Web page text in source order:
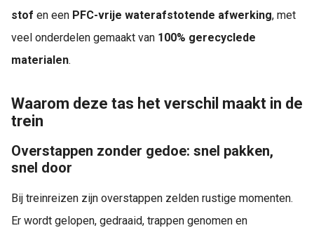
stof en een PFC-vrije waterafstotende afwerking, met
veel onderdelen gemaakt van 100% gerecyclede
materialen.
Waarom deze tas het verschil maakt in de
trein
Overstappen zonder gedoe: snel pakken,
snel door
Bij treinreizen zijn overstappen zelden rustige momenten.
Er wordt gelopen, gedraaid, trappen genomen en